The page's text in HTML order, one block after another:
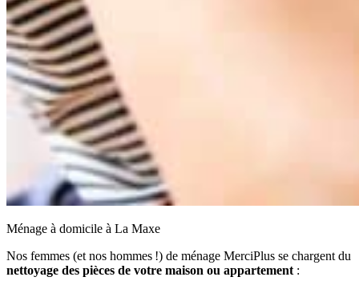
Ménage à domicile à La Maxe
Nos femmes (et nos hommes !) de ménage MerciPlus se chargent du
nettoyage des pièces de votre maison ou appartement :